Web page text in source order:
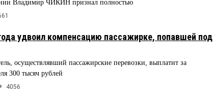
Владимир ЧИКИН признал полностью
удвоил компенсацию пассажирке, попавшей под
осуществлявший пассажирские перевозки, выплатит за
300 тысяч рублей
4056